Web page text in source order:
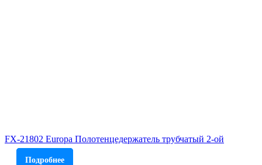
FX-21802 Europa Полотенцедержатель трубчатый 2-ой
Подробнее